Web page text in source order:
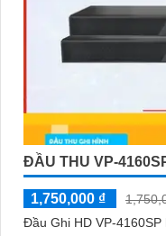
ĐẦU THU VP-
1,750,000 ₫
Đầu Ghi HD VP-